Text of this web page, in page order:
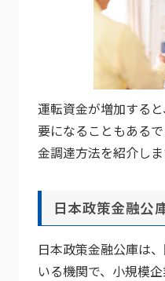
運転資金が増加する
要になることもある
金調達方法を紹介しま
日本政策金融公
日本政策金融公庫は
いる機関で、小規模